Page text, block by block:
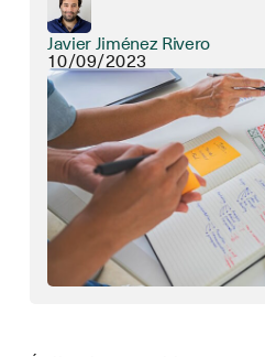
Javier Jiménez Rivero
10/09/2023